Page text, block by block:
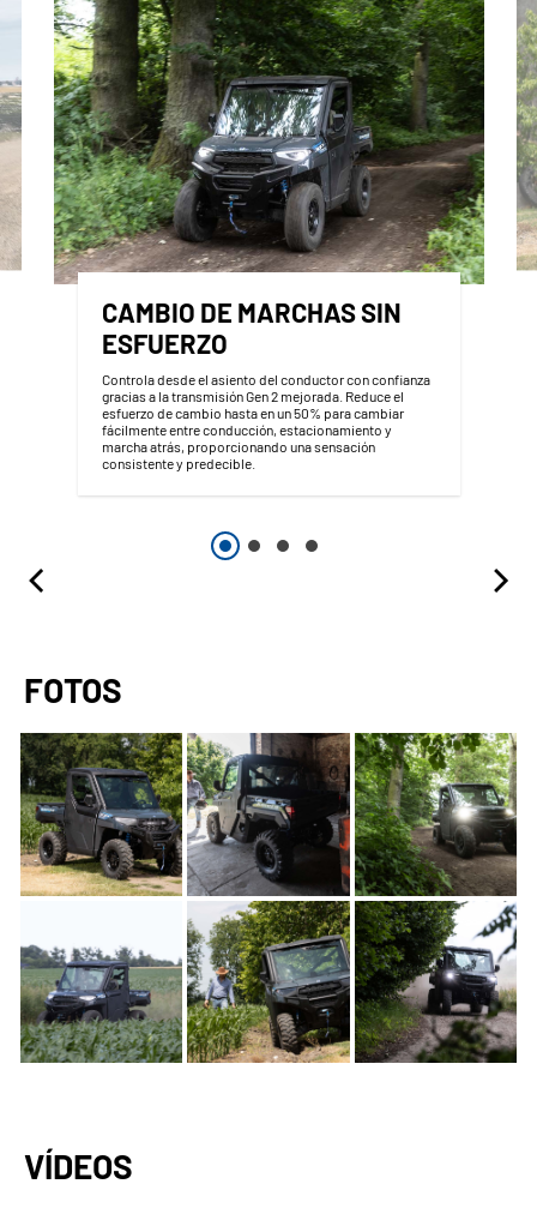
CAMBIO DE MARCHAS SIN
ESFUERZO
Controla desde el asiento del conductor con confianza
gracias a la transmisión Gen 2 mejorada. Reduce el
esfuerzo de cambio hasta en un 50% para cambiar
fácilmente entre conducción, estacionamiento y
marcha atrás, proporcionando una sensación
consistente y predecible.
FOTOS
VÍDEOS